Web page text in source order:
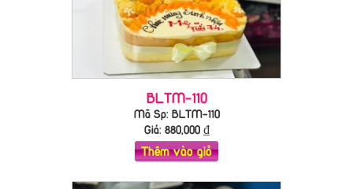
BLTM-110
Mã Sp: BLTM-110
Giá: 880,000₫
Thêm vào giỏ